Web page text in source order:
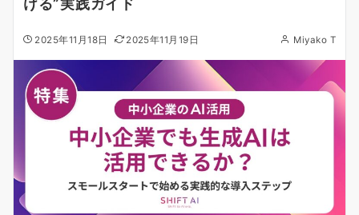
2025年11月18日 2025年11月19日 Miyako T